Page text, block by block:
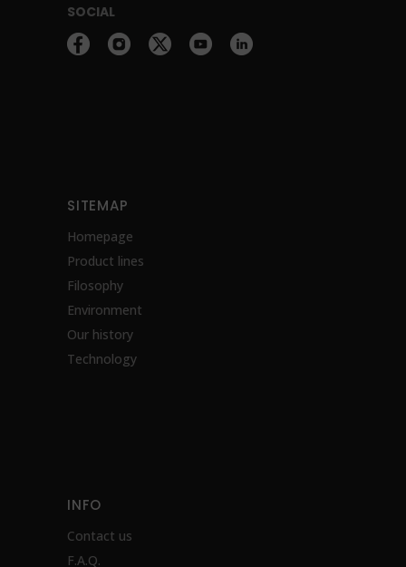
SOCIAL
SITEMAP
Homepage
Product lines
Filosophy
Environment
Our history
Technology
INFO
Contact us
F.A.Q.